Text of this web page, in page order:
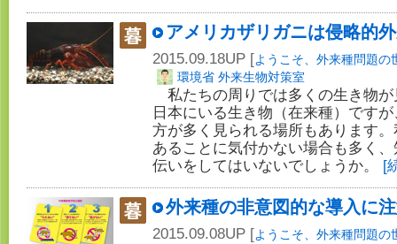
アメリカザリガニは侵略的
2015.09.18UP [ようこそ、外来種問題の
環境省 外来生物対策室
私たちの周りでは多くの生き物
日本にいる生き物（在来種）です
方が多く見られる場所もあります
あることに気付かない場合も多く
伝いをしてはいないでしょうか。 [
外来種の非意図的な導入に
2015.09.08UP [ようこそ、外来種問題の